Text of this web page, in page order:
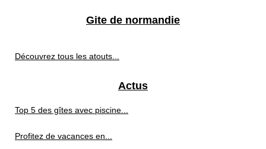
Gite de normandie
Découvrez tous les atouts...
Actus
Top 5 des gîtes avec piscine...
Profitez de vacances en...